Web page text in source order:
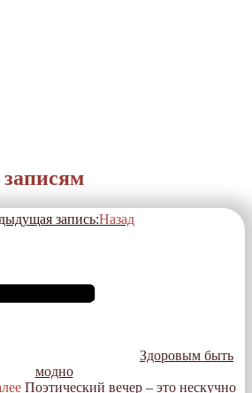
запись:Назад
Здоровым быть
модно
Поэтический вечер – это нескучно